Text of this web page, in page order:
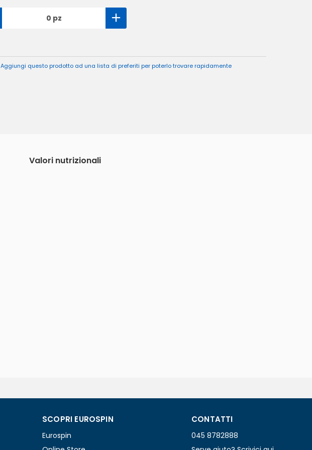
0 pz
Aggiungi questo prodotto ad una lista di preferiti per poterlo trovare rapidamente
Valori nutrizionali
SCOPRI EUROSPIN
Eurospin
CONTATTI
045 8782888